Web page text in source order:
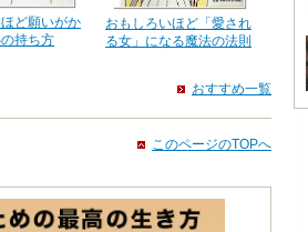
ど願いがか
持ち方
おもしろいほど「愛され
る女」になる魔法の法則
おすすめ一覧
このページのTOPへ